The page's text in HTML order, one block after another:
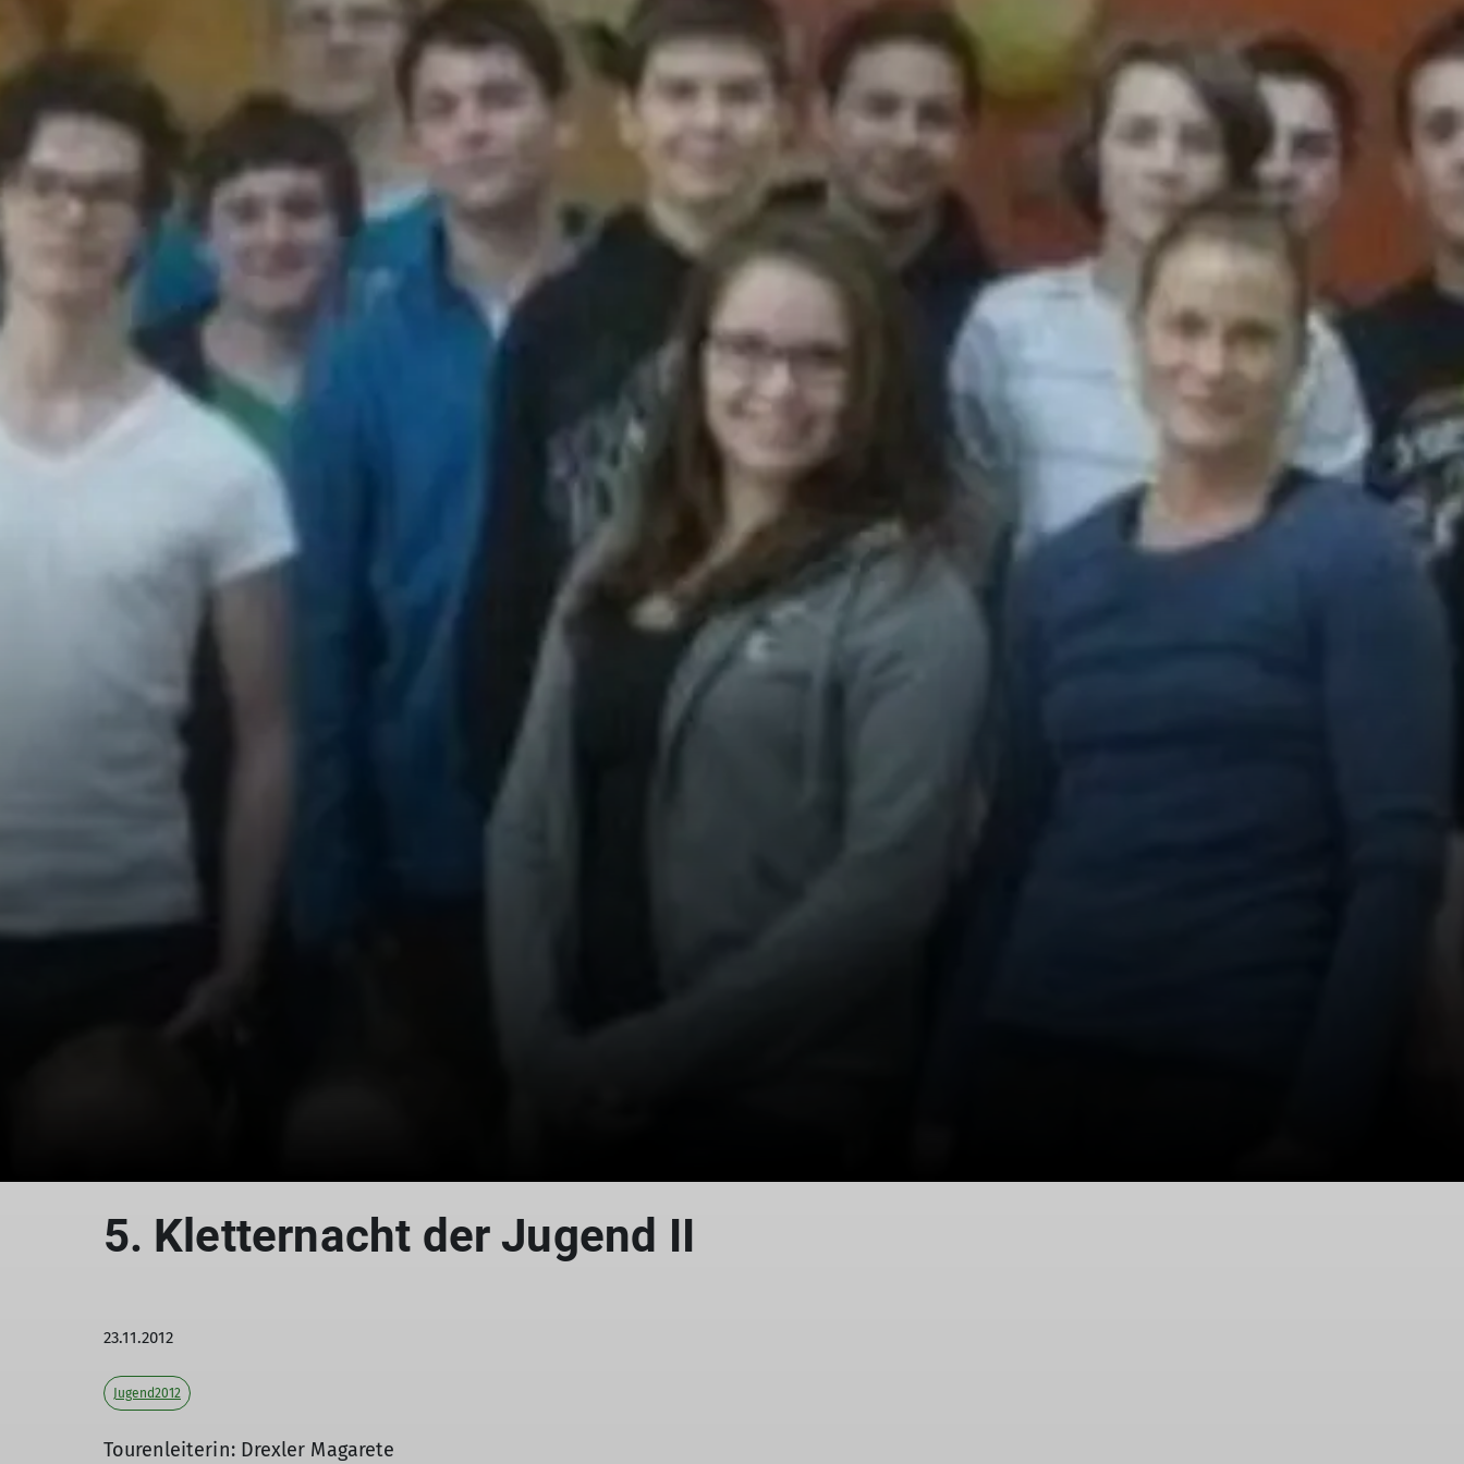
5. Kletternacht der Jugend II
23.11.2012
Jugend2012
Tourenleiterin: Drexler Magarete
© Kletternacht